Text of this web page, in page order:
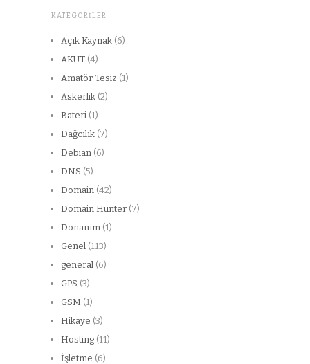
KATEGORILER
Açık Kaynak (6)
AKUT (4)
Amatör Tesiz (1)
Askerlik (2)
Bateri (1)
Dağcılık (7)
Debian (6)
DNS (5)
Domain (42)
Domain Hunter (7)
Donanım (1)
Genel (113)
general (6)
GPS (3)
GSM (1)
Hikaye (3)
Hosting (11)
İşletme (6)